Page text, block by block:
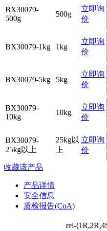
BX30079-
500g
500g
立即询
价
BX30079-1kg 1kg
立即询
价
BX30079-5kg 5kg
立即询
价
BX30079-
10kg
10kg
立即询
价
BX30079-
25kg以上
25kg以
上
立即询
价
收藏该产品
产品详情
安全信息
质检报告(CoA)
rel-